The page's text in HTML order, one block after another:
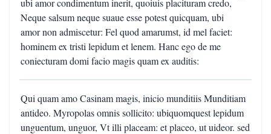
ubi amor condimentum inerit, quoiuis placituram credo,
Neque salsum neque suaue esse potest quicquam, ubi
amor non admiscetur: Fel quod amarumst, id mel faciet:
hominem ex tristi lepidum et lenem. Hanc ego de me
coniecturam domi facio magis quam ex auditis:
Qui quam amo Casinam magis, inicio munditiis Munditiam
antideo. Myropolas omnis sollicito: ubiquomquest lepidum
unguentum, unguor, Vt illi placeam: et placeo, ut uideor. sed